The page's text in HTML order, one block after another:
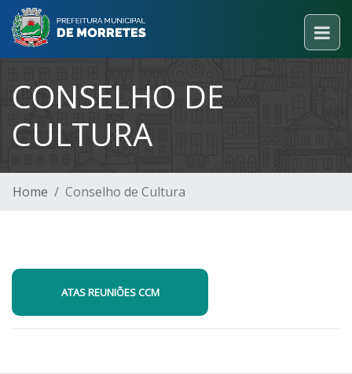
CONSELHO DE
CULTURA
Home Conselho de Cultura
ATAS REUNIÕES CCM